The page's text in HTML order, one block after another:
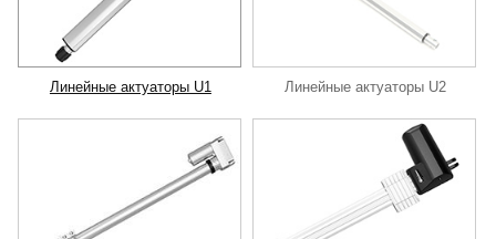
Линейные актуаторы U1 Линейные актуаторы U2